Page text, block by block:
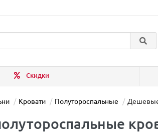
Скидки
Кровати Полутороспальные Дешевые